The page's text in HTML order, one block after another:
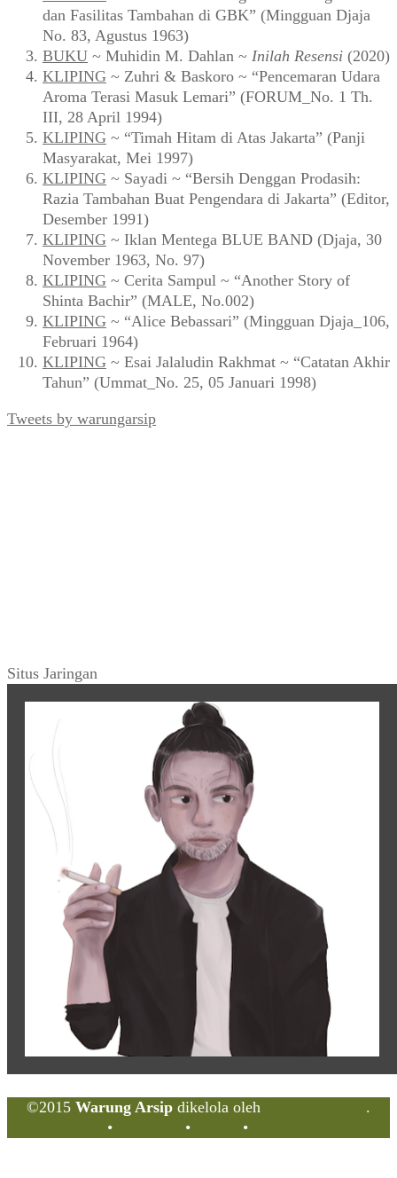
dan Fasilitas Tambahan di GBK” (Mingguan Djaja
No. 83, Agustus 1963)
BUKU ~ Muhidin M. Dahlan ~ Inilah Resensi (2020)
KLIPING ~ Zuhri & Baskoro ~ “Pencemaran Udara
Aroma Terasi Masuk Lemari” (FORUM_No. 1 Th.
III, 28 April 1994)
KLIPING ~ “Timah Hitam di Atas Jakarta” (Panji
Masyarakat, Mei 1997)
KLIPING ~ Sayadi ~ “Bersih Denggan Prodasih:
Razia Tambahan Buat Pengendara di Jakarta” (Editor,
Desember 1991)
KLIPING ~ Iklan Mentega BLUE BAND (Djaja, 30
November 1963, No. 97)
KLIPING ~ Cerita Sampul ~ “Another Story of
Shinta Bachir” (MALE, No.002)
KLIPING ~ “Alice Bebassari” (Mingguan Djaja_106,
Februari 1964)
KLIPING ~ Esai Jalaludin Rakhmat ~ “Catatan Akhir
Tahun” (Ummat_No. 25, 05 Januari 1998)
Tweets by warungarsip
Situs Jaringan
©2015 Warung Arsip dikelola oleh
.
• • •